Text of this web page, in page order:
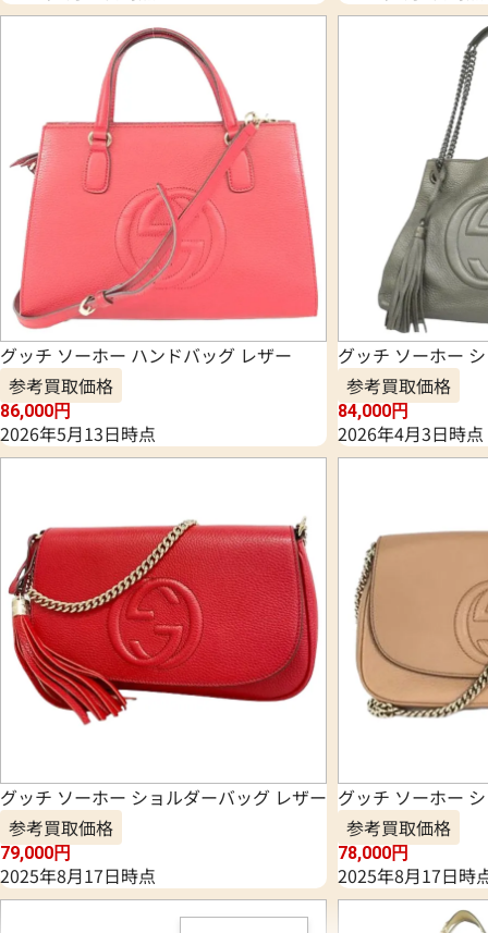
グッチ ソーホー ハンドバッグ レザー
参考買取価格
86,000円
2026年5月13日時点
グッチ ソーホー
参考買取価格
84,000円
2026年4月3日時点
グッチ ソーホー ショルダーバッグ レザー
参考買取価格
79,000円
2025年8月17日時点
グッチ ソーホー
参考買取価格
78,000円
2025年8月17日時